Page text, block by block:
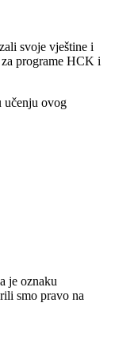
svoje vještine i
programe HCK i
učenju ovog
je oznaku
smo pravo na